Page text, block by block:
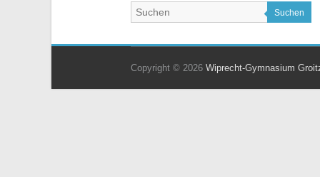
Suchen
Copyright © 2026 Wiprecht-Gymnasium